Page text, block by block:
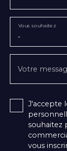
-
Vous souhaitez
Votre
J'accepte
souhaitez
vous